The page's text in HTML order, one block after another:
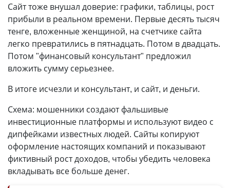
Сайт тоже внушал доверие: графики, таблицы, рост
прибыли в реальном времени. Первые десять тысяч
тенге, вложенные женщиной, на счетчике сайта
легко превратились в пятнадцать. Потом в двадцать.
Потом "финансовый консультант" предложил
вложить сумму серьезнее.
В итоге исчезли и консультант, и сайт, и деньги.
Схема: мошенники создают фальшивые
инвестиционные платформы и используют видео с
дипфейками известных людей. Сайты копируют
оформление настоящих компаний и показывают
фиктивный рост доходов, чтобы убедить человека
вкладывать все больше денег.